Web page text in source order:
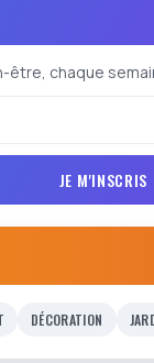
être, chaque
JE M'INSCRIS
DÉCORATION